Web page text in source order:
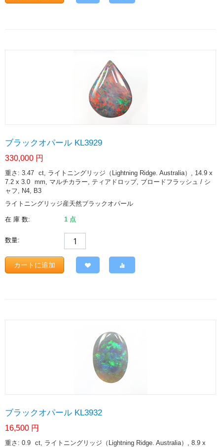
ブラックオパール KL3929
330,000 円
重さ: 3.47 ct, ライトニングリッジ（Lightning Ridge. Australia）, 14.9 x
7.2 x 3.0 mm, マルチカラー, ティアドロップ, ブロードフラッシュ / シ
ャフ, N4, B3
ライトニングリッジ産天然ブラックオパール
在 庫 数: 1 点
数量:
カートに追加
ブラックオパール KL3932
16,500 円
重さ: 0.9 ct, ライトニングリッジ（Lightning Ridge. Australia）, 8.9 x